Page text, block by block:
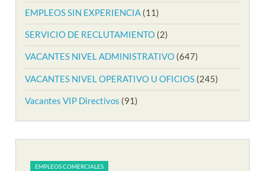
EMPLEOS SIN EXPERIENCIA (11)
SERVICIO DE RECLUTAMIENTO (2)
VACANTES NIVEL ADMINISTRATIVO (647)
VACANTES NIVEL OPERATIVO U OFICIOS (245)
Vacantes VIP Directivos (91)
EMPLEOS COMERCIALES